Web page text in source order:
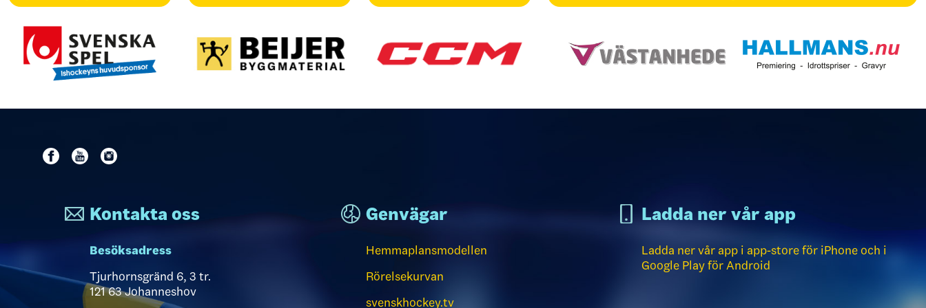
Kontakta oss
Besöksadress
Tjurhornsgränd 6, 3 tr.
121 63 Johanneshov
Genvägar
Hemmaplansmodellen
Rörelsekurvan
svenskhockey.tv
Ladda ner vår app
Ladda ner vår app i app-store för iPhone och i
Google Play för Android